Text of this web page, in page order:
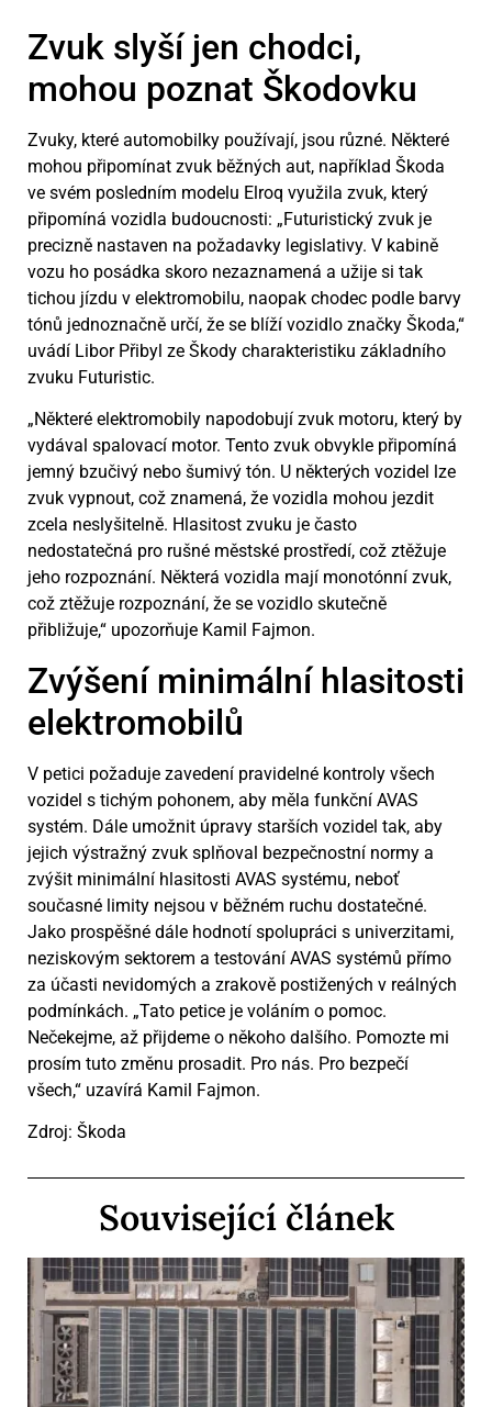
Zvuk slyší jen chodci,
mohou poznat Škodovku
Zvuky, které automobilky používají, jsou různé. Některé
mohou připomínat zvuk běžných aut, například Škoda
ve svém posledním modelu Elroq využila zvuk, který
připomíná vozidla budoucnosti: „Futuristický zvuk je
precizně nastaven na požadavky legislativy. V kabině
vozu ho posádka skoro nezaznamená a užije si tak
tichou jízdu v elektromobilu, naopak chodec podle barvy
tónů jednoznačně určí, že se blíží vozidlo značky Škoda,“
uvádí Libor Přibyl ze Škody charakteristiku základního
zvuku Futuristic.
„Některé elektromobily napodobují zvuk motoru, který by
vydával spalovací motor. Tento zvuk obvykle připomíná
jemný bzučivý nebo šumivý tón. U některých vozidel lze
zvuk vypnout, což znamená, že vozidla mohou jezdit
zcela neslyšitelně. Hlasitost zvuku je často
nedostatečná pro rušné městské prostředí, což ztěžuje
jeho rozpoznání. Některá vozidla mají monotónní zvuk,
což ztěžuje rozpoznání, že se vozidlo skutečně
přibližuje,“ upozorňuje Kamil Fajmon.
Zvýšení minimální hlasitosti
elektromobilů
V petici požaduje zavedení pravidelné kontroly všech
vozidel s tichým pohonem, aby měla funkční AVAS
systém. Dále umožnit úpravy starších vozidel tak, aby
jejich výstražný zvuk splňoval bezpečnostní normy a
zvýšit minimální hlasitosti AVAS systému, neboť
současné limity nejsou v běžném ruchu dostatečné.
Jako prospěšné dále hodnotí spolupráci s univerzitami,
neziskovým sektorem a testování AVAS systémů přímo
za účasti nevidomých a zrakově postižených v reálných
podmínkách. „Tato petice je voláním o pomoc.
Nečekejme, až přijdeme o někoho dalšího. Pomozte mi
prosím tuto změnu prosadit. Pro nás. Pro bezpečí
všech,“ uzavírá Kamil Fajmon.
Zdroj: Škoda
Související článek